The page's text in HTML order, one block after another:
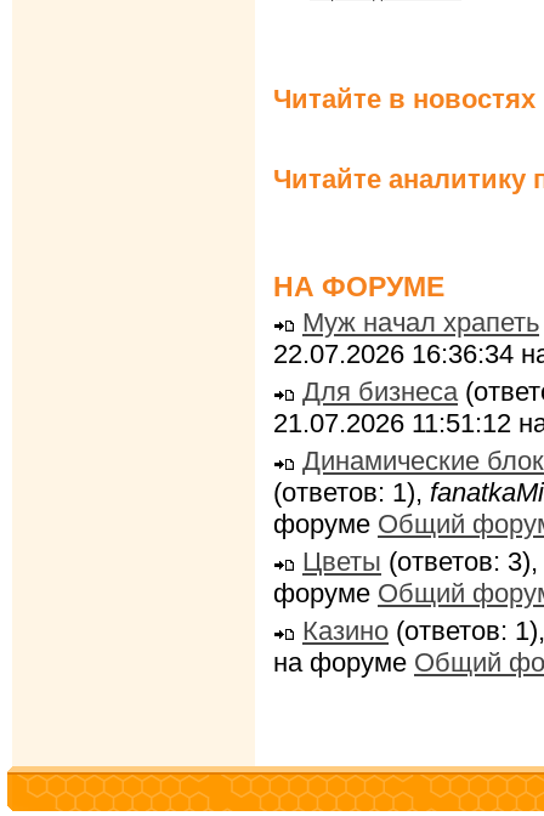
Читайте в
Читайте аналитику
НА ФОРУМЕ
Муж начал храпеть
22.07.2026 16:36:34
Для бизнеса
21.07.2026 11:51:12
Динамические
(ответов: 1),
форуме Общий
Цветы (ответов: 3),
форуме Общий
Казино (ответов:
на форуме Общий